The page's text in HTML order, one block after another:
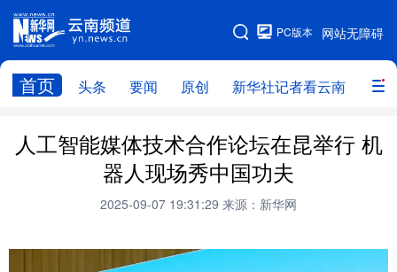
网站无障碍
PC版本
首页 头条 要闻 原创 新华社记者看云南 政务
网站地图
头条 云南要闻 本网原创
新华社记者看云南 政务
云南省领导报道集
教育
州市
社会
人工智能媒体技术合作论坛在昆举行 机
器人现场秀中国功夫
2025-09-07 19:31:29 来源：新华网